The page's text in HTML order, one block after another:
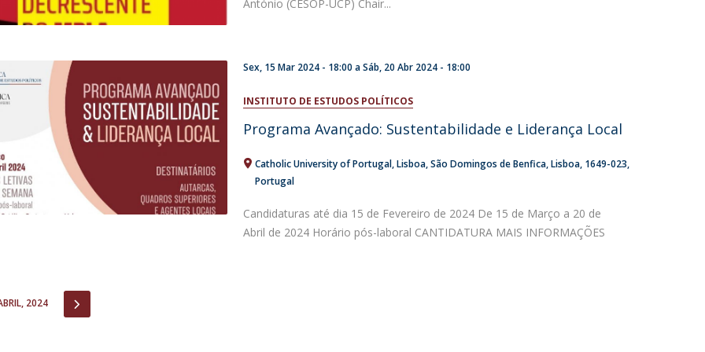
António (CESOP-UCP) Chair...
Sex, 15 Mar 2024 - 18:00 aSáb, 20 Abr 2024 - 18:00
INSTITUTO DE ESTUDOS POLÍTICOS
Programa Avançado: Sustentabilidade e Liderança Local
Catholic University of Portugal Lisboa São Domingos de Benfica, Lisboa 1649-023
Portugal
Candidaturas até dia 15 de Fevereiro de 2024 De 15 de Março a 20 de
Abril de 2024 Horário pós-laboral CANTIDATURA MAIS INFORMAÇÕES
2024